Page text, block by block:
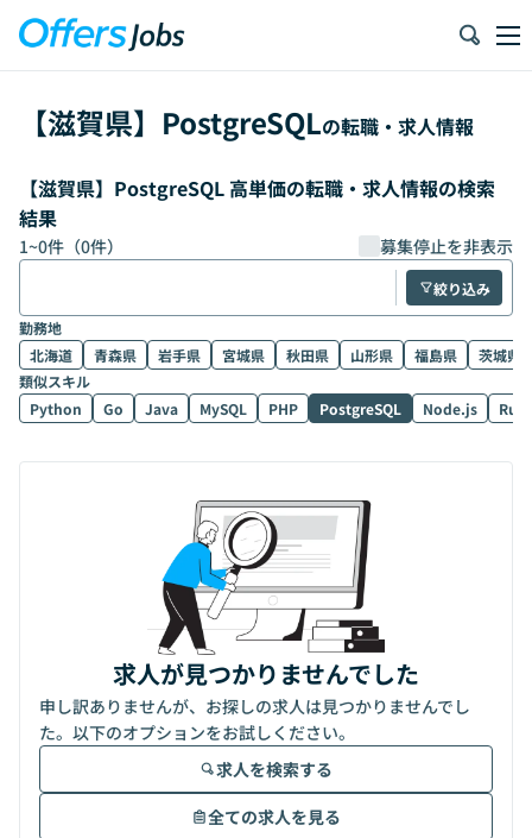
【滋賀県】 PostgreSQLの転職・求人情報
【滋賀県】PostgreSQL 高単価の転職・求人情報の検索
結果
1~0件（0件） 募集停止を非表示
絞り込み
勤務地
北海道
青森県 岩手県 宮城県 秋田県 山形県 福島県
茨城県
類似スキル
Python
Go Java MySQL PHP PostgreSQL Node.js
求人が見つかりませんでした
申し訳ありませんが、お探しの求人は見つかりませんでし
た。以下のオプションをお試しください。
求人を検索する
全ての求人を見る